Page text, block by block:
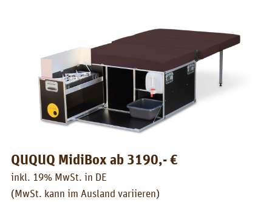
Für wen?
Grüße!
Über uns
Broschüre
Videos
QUQUQ MidiBox ab 3190,- €
inkl. 19% MwSt. in DE
(MwSt. kann im Ausland variieren)